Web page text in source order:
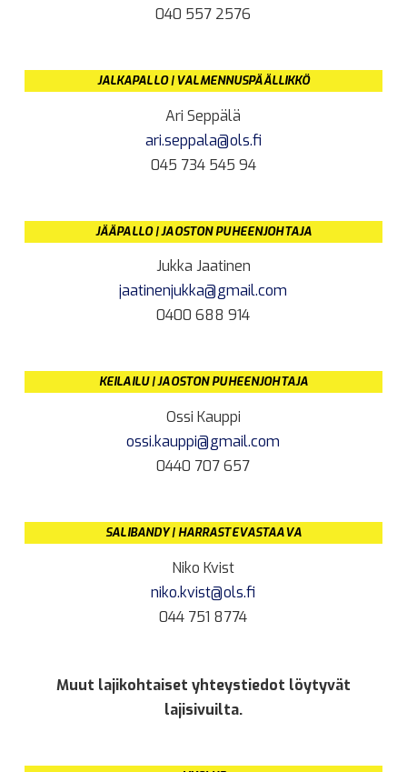
040 557 2576
JALKAPALLO | VALMENNUSPÄÄLLIKKÖ
Ari Seppälä
ari.seppala@ols.fi
045 734 545 94
JÄÄPALLO | JAOSTON PUHEENJOHTAJA
Jukka Jaatinen
jaatinenjukka@gmail.com
0400 688 914
KEILAILU | JAOSTON PUHEENJOHTAJA
Ossi Kauppi
ossi.kauppi@gmail.com
0440 707 657
SALIBANDY | HARRASTEVASTAAVA
Niko Kvist
niko.kvist@ols.fi
044 751 8774
Muut lajikohtaiset yhteystiedot löytyvät
lajisivuilta.